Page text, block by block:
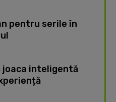
pentru serile în
joaca inteligentă